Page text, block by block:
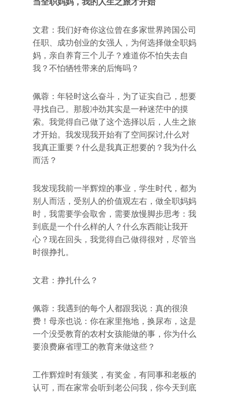
文君：我们好奇你这位曾在多家世界跨国公司
任职、成功创业的女强人，为何选择做全职妈
妈，亲自养育三个儿子？难道你不怕失去自
我？不怕牺牲带来的后悔吗？
佩蓉：年轻时这么奋斗，为了证实自己，想要
寻找自己。那股冲劲其实是一种迷茫中的摸
索。我觉得自己做了这个选择以后，人生之旅
才开始。我发现我开始有了空间探讨,什么对
我真正重要？什么是我真正想要的？我为什么
而活？
我发现我前一半辉煌的事业，学生时代，都为
别人而活，受别人的价值观左右，做全职妈妈
时，我需要学会取舍，需要放慢脚步思考：我
到底是一个什么样的人？什么东西能让我开
心？现在回头，我觉得自己做得很对，尽管当
时很挣扎。
文君：挣扎什么？
佩蓉：我遇到的每个人都跟我说：真的很浪
费！母亲也说：你在家里拖地，换尿布，这是
一个没受教育的农村女孩能做的事，你为什么
要浪费麻省理工的教育来做这些？
工作辉煌时有颁奖，有奖金，有同事和老板的
认可，而在家常会听到老公问我，你今天到底